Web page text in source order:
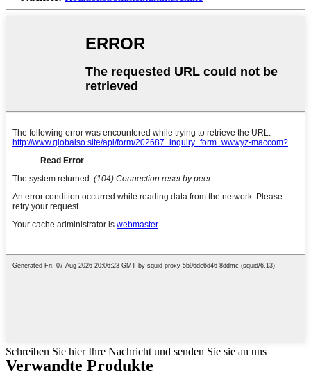
Schreiben Sie hier Ihre Nachricht und senden Sie sie an uns
Verwandte Produkte